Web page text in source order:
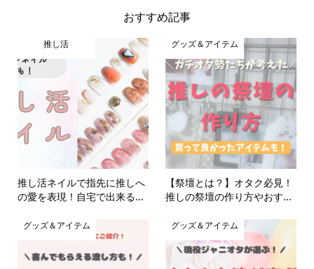
おすすめ記事
推し活
推し活ネイルで指先に推しへ
の愛を表現！自宅で出来る...
グッズ＆アイテム
【祭壇とは？】オタク必見！
推しの祭壇の作り方やおす...
グッズ＆アイテム グッズ＆アイテム